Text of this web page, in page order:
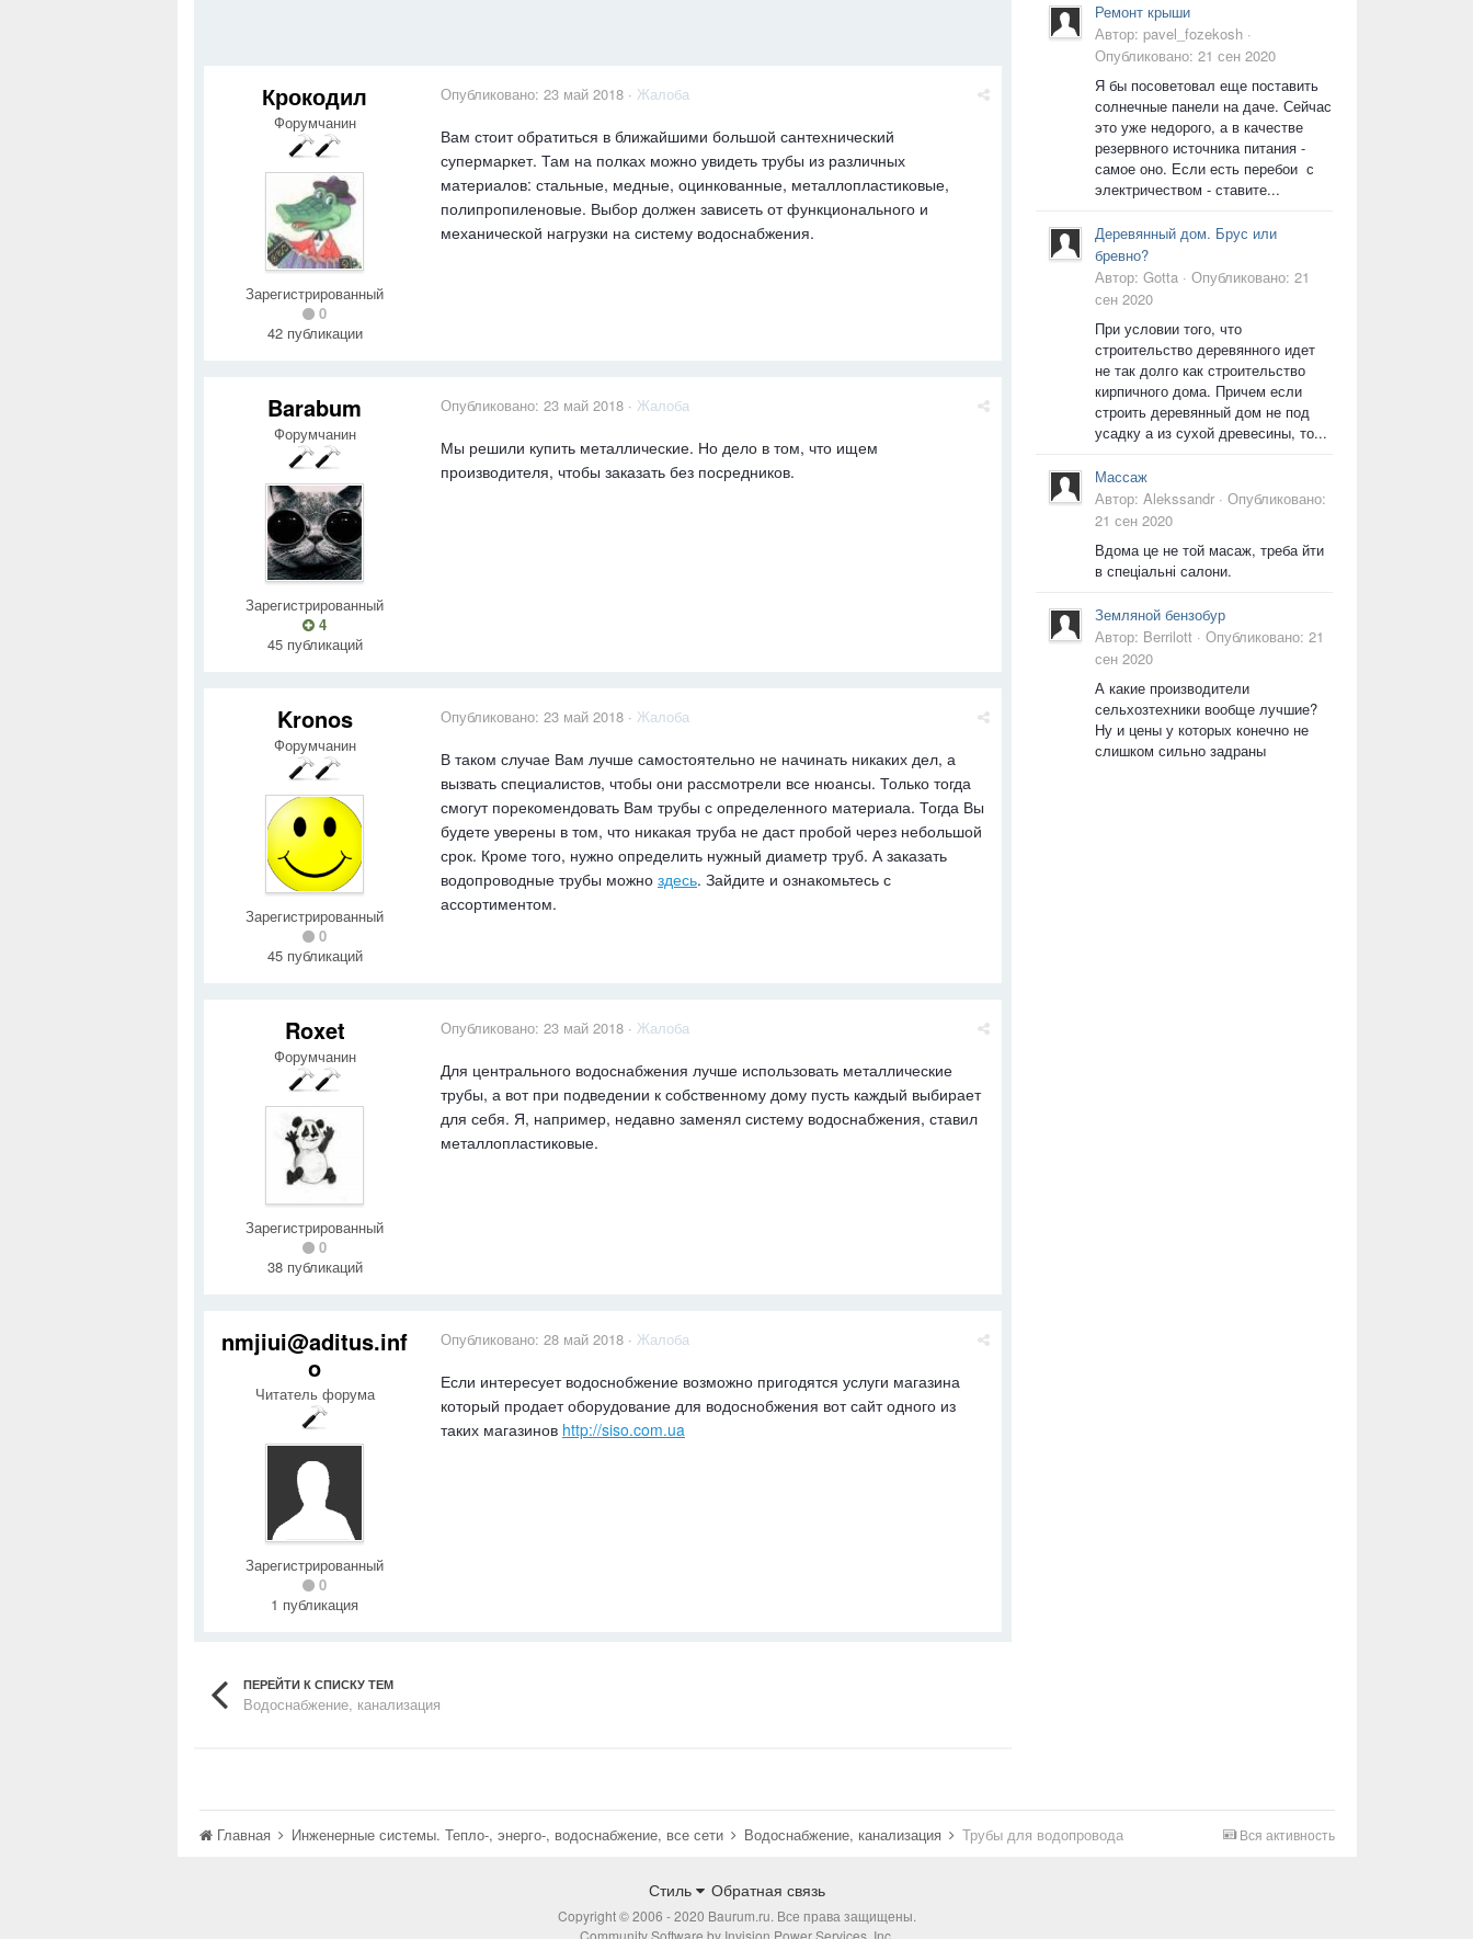
Крокодил
Форумчанин
Зарегистрированный
0
42 публикации
Опубликовано: 23 май 2018 · Жалоба
Вам стоит обратиться в ближайшими большой сантехнический
супермаркет. Там на полках можно увидеть трубы из различных
материалов: стальные, медные, оцинкованные, металлопластиковые,
полипропиленовые. Выбор должен зависеть от функционального и
механической нагрузки на систему водоснабжения.
Barabum
Форумчанин
Зарегистрированный
4
45 публикаций
Опубликовано: 23 май 2018 · Жалоба
Мы решили купить металлические. Но дело в том, что ищем
производителя, чтобы заказать без посредников.
Kronos
Форумчанин
Зарегистрированный
0
45 публикаций
Опубликовано: 23 май 2018 · Жалоба
В таком случае Вам лучше самостоятельно не начинать никаких дел, а
вызвать специалистов, чтобы они рассмотрели все нюансы. Только тогда
смогут порекомендовать Вам трубы с определенного материала. Тогда Вы
будете уверены в том, что никакая труба не даст пробой через небольшой
срок. Кроме того, нужно определить нужный диаметр труб. А заказать
водопроводные трубы можно здесь. Зайдите и ознакомьтесь с
ассортиментом.
Roxet
Форумчанин
Зарегистрированный
0
38 публикаций
Опубликовано: 23 май 2018 · Жалоба
Для центрального водоснабжения лучше использовать металлические
трубы, а вот при подведении к собственному дому пусть каждый выбирает
для себя. Я, например, недавно заменял систему водоснабжения, ставил
металлопластиковые.
nmjiui@aditus.inf
o
Читатель форума
Зарегистрированный
0
1 публикация
Опубликовано: 28 май 2018 · Жалоба
Если интересует водоснобжение возможно пригодятся услуги магазина
который продает оборудование для водоснобжения вот сайт одного из
таких магазинов http://siso.com.ua
ПЕРЕЙТИ К СПИСКУ ТЕМ
Водоснабжение, канализация
Ремонт крыши
Автор: pavel_fozekosh ·
Опубликовано: 21 сен 2020
Я бы посоветовал еще поставить
солнечные панели на даче. Сейчас
это уже недорого, а в качестве
резервного источника питания -
самое оно. Если есть перебои с
электричеством - ставите...
Деревянный дом. Брус или
бревно?
Автор: Gotta · Опубликовано: 21
сен 2020
При условии того, что
строительство деревянного идет
не так долго как строительство
кирпичного дома. Причем если
строить деревянный дом не под
усадку а из сухой древесины, то...
Массаж
Автор: Alekssandr · Опубликовано:
21 сен 2020
Вдома це не той масаж, треба йти
в спеціальні салони.
Земляной бензобур
Автор: Berrilott · Опубликовано: 21
сен 2020
А какие производители
сельхозтехники вообще лучшие?
Ну и цены у которых конечно не
слишком сильно задраны
Вся активность
Главная Инженерные системы. Тепло-, энерго-, водоснабжение, все сети Водоснабжение, канализация Трубы для водопровода
Стиль Обратная связь
Copyright © 2006 - 2020 Baurum.ru. Все права защищены.
Community Software by Invision Power Services, Inc.